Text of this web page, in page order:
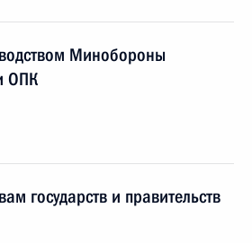
Минобороны
ОПК
государств и правительств